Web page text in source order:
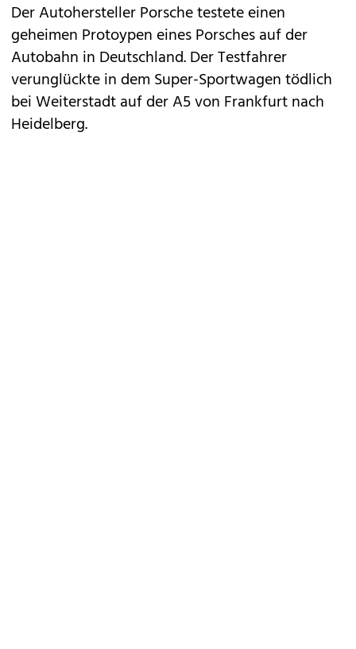
Der Autohersteller Porsche testete einen
geheimen Protoypen eines Porsches auf der
Autobahn in Deutschland. Der Testfahrer
verunglückte in dem Super-Sportwagen tödlich
bei Weiterstadt auf der A5 von Frankfurt nach
Heidelberg.